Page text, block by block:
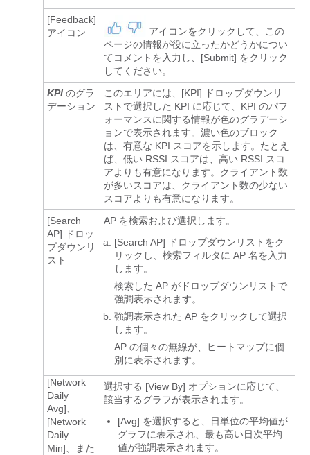
[Feedback]
アイコン
アイコンをクリックして、この
ページの情報が役に立ったかどうかについ
てコメントを入力し、[Submit] をクリック
してください。
KPI のグラ
デーション
このエリアには、[KPI] ドロップダウンリ
ストで選択した KPI に応じて、KPI のパフ
ォーマンスに関する情報が色のグラデーシ
ョンで表示されます。濃い色のブロック
は、有意な KPI スコアを示します。たとえ
ば、低い RSSI スコアは、高い RSSI スコ
アよりも有意になります。クライアント数
が多いスコアは、クライアント数の少ない
スコアよりも有意になります。
[Search
AP]
ドロッ
プダウンリ
スト
AP を検索および選択します。
[Search AP] ドロップダウンリストをク
リックし、検索フィルタに AP 名を入力
します。
検索した AP がドロップダウンリストで
強調表示されます。
強調表示された AP をクリックして選択
します。
AP の個々の無線が、ヒートマップに個
別に表示されます。
[Network
Daily
Avg]、
[Network
Daily
Min]、また
選択する [View By] オプションに応じて、
該当するグラフが表示されます。
[Avg] を選択すると、日単位の平均値が
グラフに表示され、最も高い日次平均
値が強調表示されます。